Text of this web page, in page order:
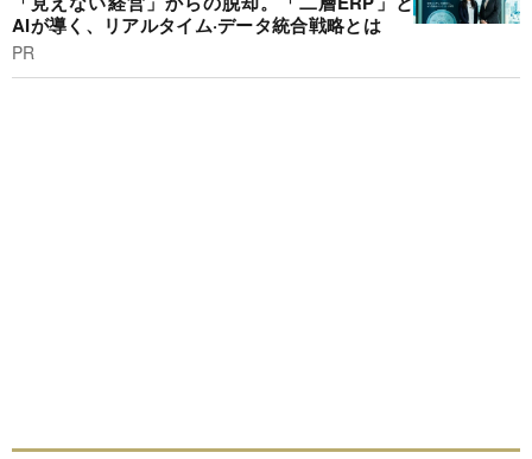
AIが導く、リアルタイム·データ統合戦略とは
PR